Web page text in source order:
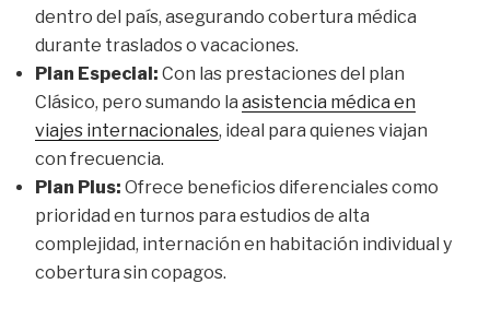
dentro del país, asegurando cobertura médica
durante traslados o vacaciones.
Plan Especial: Con las prestaciones del plan
Clásico, pero sumando la asistencia médica en
viajes internacionales, ideal para quienes viajan
con frecuencia.
Plan Plus: Ofrece beneficios diferenciales como
prioridad en turnos para estudios de alta
complejidad, internación en habitación individual y
cobertura sin copagos.